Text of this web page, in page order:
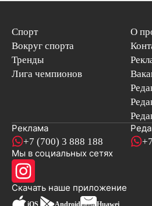
Спорт
Вокруг спорта
Тренды
Лига чемпионов
О
Реклама
+7 (700) 3 888 188
Мы в социальных сетях
Скачать наше приложение
iOS Android Huawei